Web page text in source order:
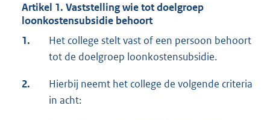
Artikel 1. Vaststelling wie tot doelgroep
loonkostensubsidie behoort
1.
Het college stelt vast of een persoon behoort
tot de doelgroep loonkostensubsidie.
2.
Hierbij neemt het college de volgende criteria
in acht: